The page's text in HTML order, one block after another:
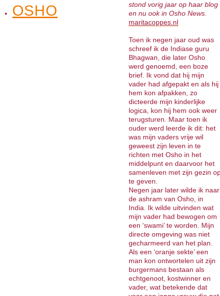
OSHOOSHO MEDITATIE
stond vorig jaar op haar blog
en nu ook in Osho News.
maritacoppes.nl
Toen ik negen jaar oud was
schreef ik de Indiase guru
Bhagwan, die later Osho
werd genoemd, een boze
brief. Ik vond dat hij mijn
vader had afgepakt en als hij
hem kon afpakken, zo
dicteerde mijn kinderlijke
logica, kon hij hem ook weer
terugsturen. Maar toen ik
ouder werd leerde ik dit: het
was mijn vaders vrije wil
geweest zijn leven in te
richten met Osho in het
middelpunt en daarvoor het
samenleven met zijn gezin
te geven.
Negen jaar later wilde ik naar
de ashram van Osho, in
India. Ik wilde uitvinden wat
mijn vader had bewogen om
een ‘swami’ te worden. Mijn
directe omgeving was niet
gecharmeerd van het plan.
Als een ‘oranje sekte’ een
man kon ontwortelen uit zijn
burgermans bestaan als
echtgenoot, kostwinner en
vader, wat betekende dat